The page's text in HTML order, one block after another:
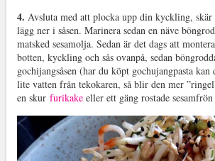
4. Avsluta med att plocka upp din kyckling,
lägg ner i såsen. Marinera sedan en näve
matsked sesamolja. Sedan är det dags att
botten, kyckling och sås ovanpå, sedan
gochijangsåsen (har du köpt gochujangpasta kan
lite vatten från tekokaren, så blir den mer
en skur furikakeeller ett gäng rostade sesamfrön